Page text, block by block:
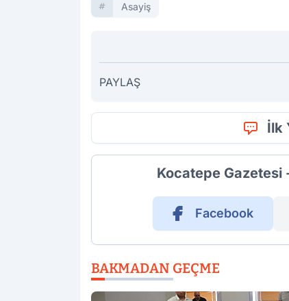
Asayiş
PAYLAŞ
İlk
Kocatepe Gazetesi
Facebook
BAKMADAN GEÇME